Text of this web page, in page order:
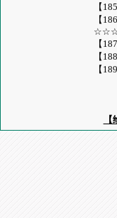
【
【
【
【
【